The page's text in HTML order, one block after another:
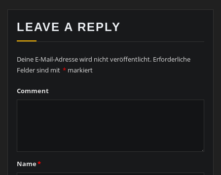
LEAVE A REPLY
Deine E-Mail-Adresse wird nicht veröffentlicht. Erforderliche
Felder sind mit * markiert
Comment
Name*